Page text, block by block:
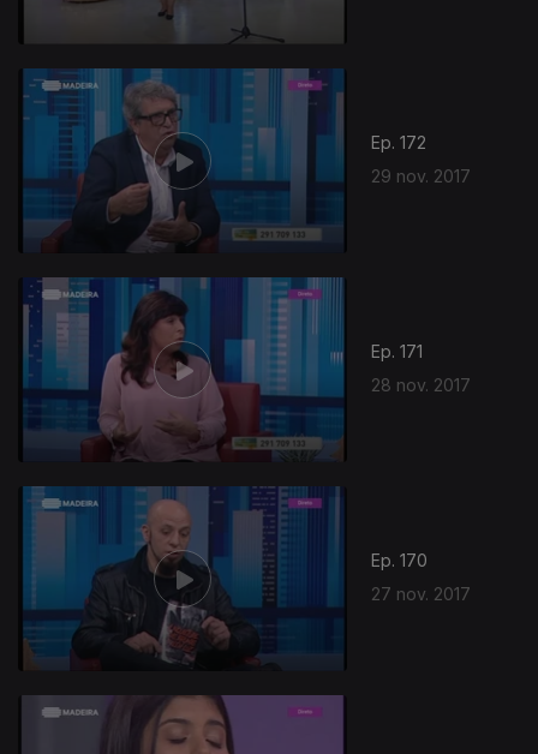
Ep. 172
29 nov. 2017
Ep. 171
28 nov. 2017
Ep. 170
27 nov. 2017
317446